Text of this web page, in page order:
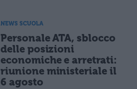
NEWS SCUOLA
Personale ATA, sblocco
delle posizioni
economiche e arretrati:
riunione ministeriale il
6 agosto